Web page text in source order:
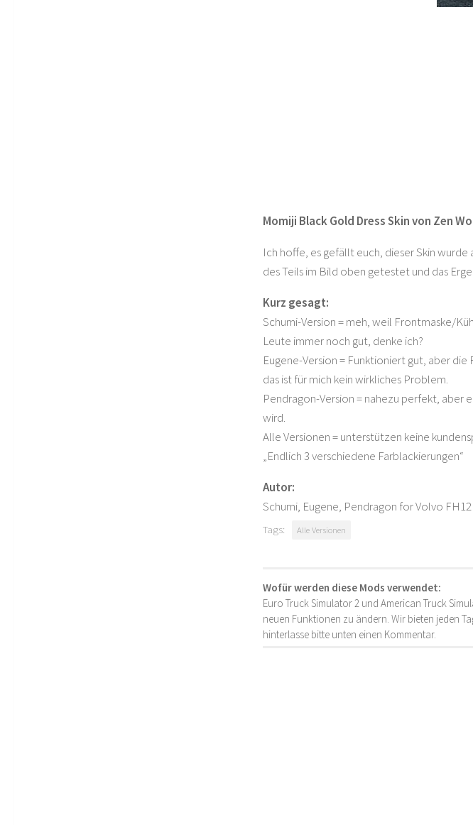
Momiji Black Gold Dress Skin von Zen
Ich hoffe, es gefällt euch, dieser Skin
des Teils im Bild oben getestet und das
Kurz gesagt:
Schumi-Version = meh, weil Frontmaske/
Leute immer noch gut, denke ich?
Eugene-Version = Funktioniert gut, aber
das ist für mich kein wirkliches Problem.
Pendragon-Version = nahezu perfekt,
wird.
Alle Versionen = unterstützen keine
„Endlich 3 verschiedene Farblackierungen“
Autor:
Schumi, Eugene, Pendragon for Volvo
Tags: Alle Versionen
Wofür werden diese Mods verwendet:
Euro Truck Simulator 2 und American Truck
neuen Funktionen zu ändern. Wir bieten jeden
hinterlasse bitte unten einen Kommentar.